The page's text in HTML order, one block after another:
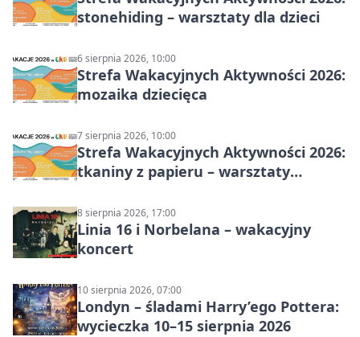
stonehiding – warsztaty dla dzieci
6 sierpnia 2026, 10:00
Strefa Wakacyjnych Aktywności 2026:
mozaika dziecięca
7 sierpnia 2026, 10:00
Strefa Wakacyjnych Aktywności 2026:
tkaniny z papieru – warsztaty
8 sierpnia 2026, 17:00
Linia 16 i Norbelana – wakacyjny
koncert
10 sierpnia 2026, 07:00
Londyn – śladami Harry’ego Pottera:
wycieczka 10–15 sierpnia 2026